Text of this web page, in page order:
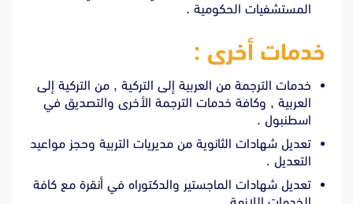
المستشفيات الحكومية .
خدمات أخرى :
خدمات الترجمة من العربية إلى التركية , من التركية إلى
العربية , وكافة خدمات الترجمة الأخرى والتصديق في
اسطنبول .
تعديل شهادات الثانوية من مديريات التربية وحجز مواعيد
التعديل .
تعديل شهادات الماجستير والدكتوراه في أنقرة مع كافة